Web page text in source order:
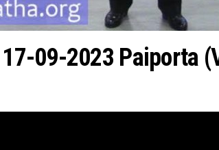
09-2023 Paiporta